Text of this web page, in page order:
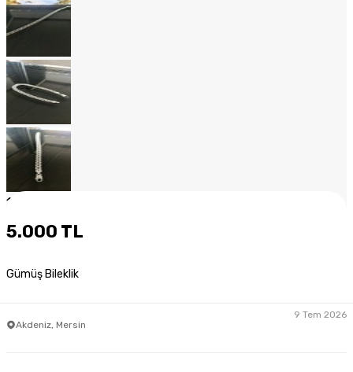
1
5.000 TL
Gümüş Bileklik
Akdeniz, Mersin
9 Tem 2026